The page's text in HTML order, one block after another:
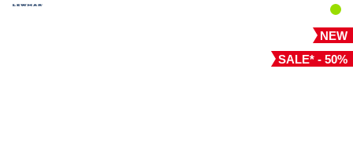
NEW
SALE* - 50%